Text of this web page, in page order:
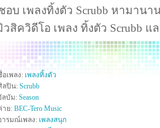
อบ เพลงทิ้งตัว Scrubb หามาน
วสิควิดีโอ เพลง ทิ้งตัว Scrubb แ
อเพลง: เพลงทิ้งตัว
ลปิน: Scrubb
ลบัม: Season
าย: BEC-Tero Music
ารมณ์เพลง: เพลงสนุก